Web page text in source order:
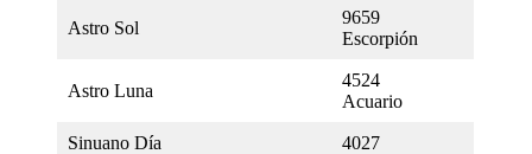
Astro Sol
9659
Escorpión
Astro Luna
4524
Acuario
Sinuano Día 4027